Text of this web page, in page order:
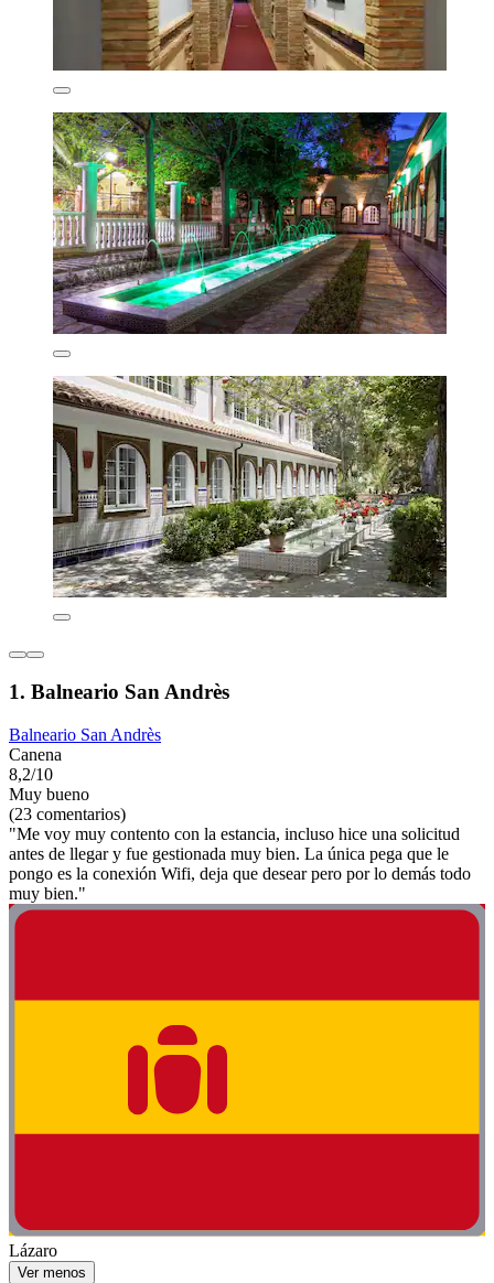
1. Balneario San Andrès
Balneario San Andrès
Canena
8,2/10
Muy bueno
(23 comentarios)
"Me voy muy contento con la estancia, incluso hice una solicitud
antes de llegar y fue gestionada muy bien. La única pega que le
pongo es la conexión Wifi, deja que desear pero por lo demás todo
muy bien."
Lázaro
Ver menos